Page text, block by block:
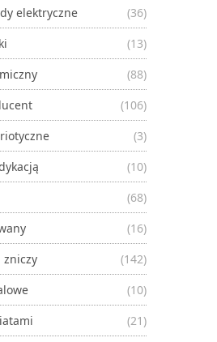
elektryczne
(36)
(13)
(88)
(106)
(3)
(10)
(68)
(16)
zniczy
(142)
(10)
(21)